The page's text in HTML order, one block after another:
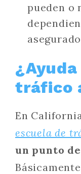
pueden o
tráfico
En
escuela de
un punto